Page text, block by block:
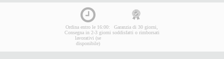
Ordina entro le 16:00:
Consegna in 2-3 giorni
lavorativi (se
disponibile)
Garanzia di 30 giorni,
soddisfatti o rimborsati